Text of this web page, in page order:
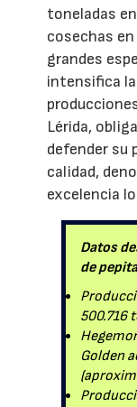
toneladas
cosechas
grandes
intensifica
Lérida,
defender su
calidad,
excelencia
Datos
de
500.716
Golden